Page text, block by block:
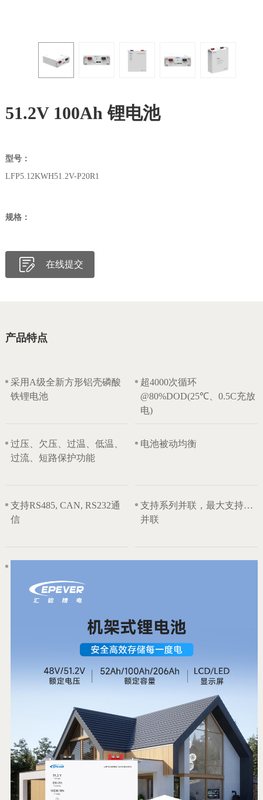
51.2V 100Ah 锂电池
型号：
LFP5.12KWH51.2V-P20R1
规格：
在线提交
产品特点
采用A级全新方形铝壳磷酸
铁锂电池
超4000次循环
@80%DOD(25℃、0.5C充放
电)
过压、欠压、过温、低温、
过流、短路保护功能
电池被动均衡
支持RS485, CAN, RS232通
信
支持系列并联，最大支持8组
并联